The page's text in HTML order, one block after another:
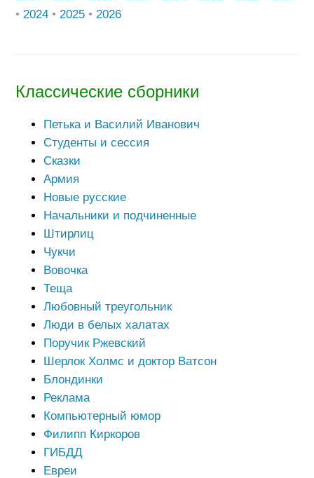
• 2024 • 2025 • 2026
Классические сборники
Петька и Василий Иванович
Студенты и сессия
Сказки
Армия
Новые русские
Начальники и подчиненные
Штирлиц
Чукчи
Вовочка
Теща
Любовный треугольник
Люди в белых халатах
Поручик Ржевский
Шерлок Холмс и доктор Ватсон
Блондинки
Реклама
Компьютерный юмор
Филипп Киркоров
ГИБДД
Евреи